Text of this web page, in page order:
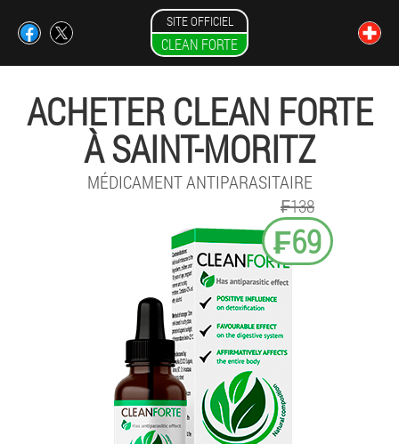
SITE OFFICIEL
CLEAN FORTE
ACHETER CLEAN FORTE
À SAINT-MORITZ
MÉDICAMENT ANTIPARASITAIRE
₣138
₣69